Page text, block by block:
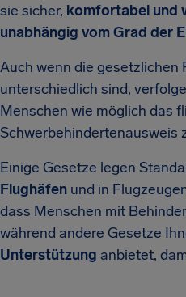
sie sicher, komfortabel und
unabhängig vom Grad der
Auch wenn die gesetzlichen
unterschiedlich sind,
Menschen wie möglich das
Schwerbehindertenausweis
Einige Gesetze legen
Flughäfen und in
dass Menschen mit
während andere Gesetze
Unterstützung anbietet,